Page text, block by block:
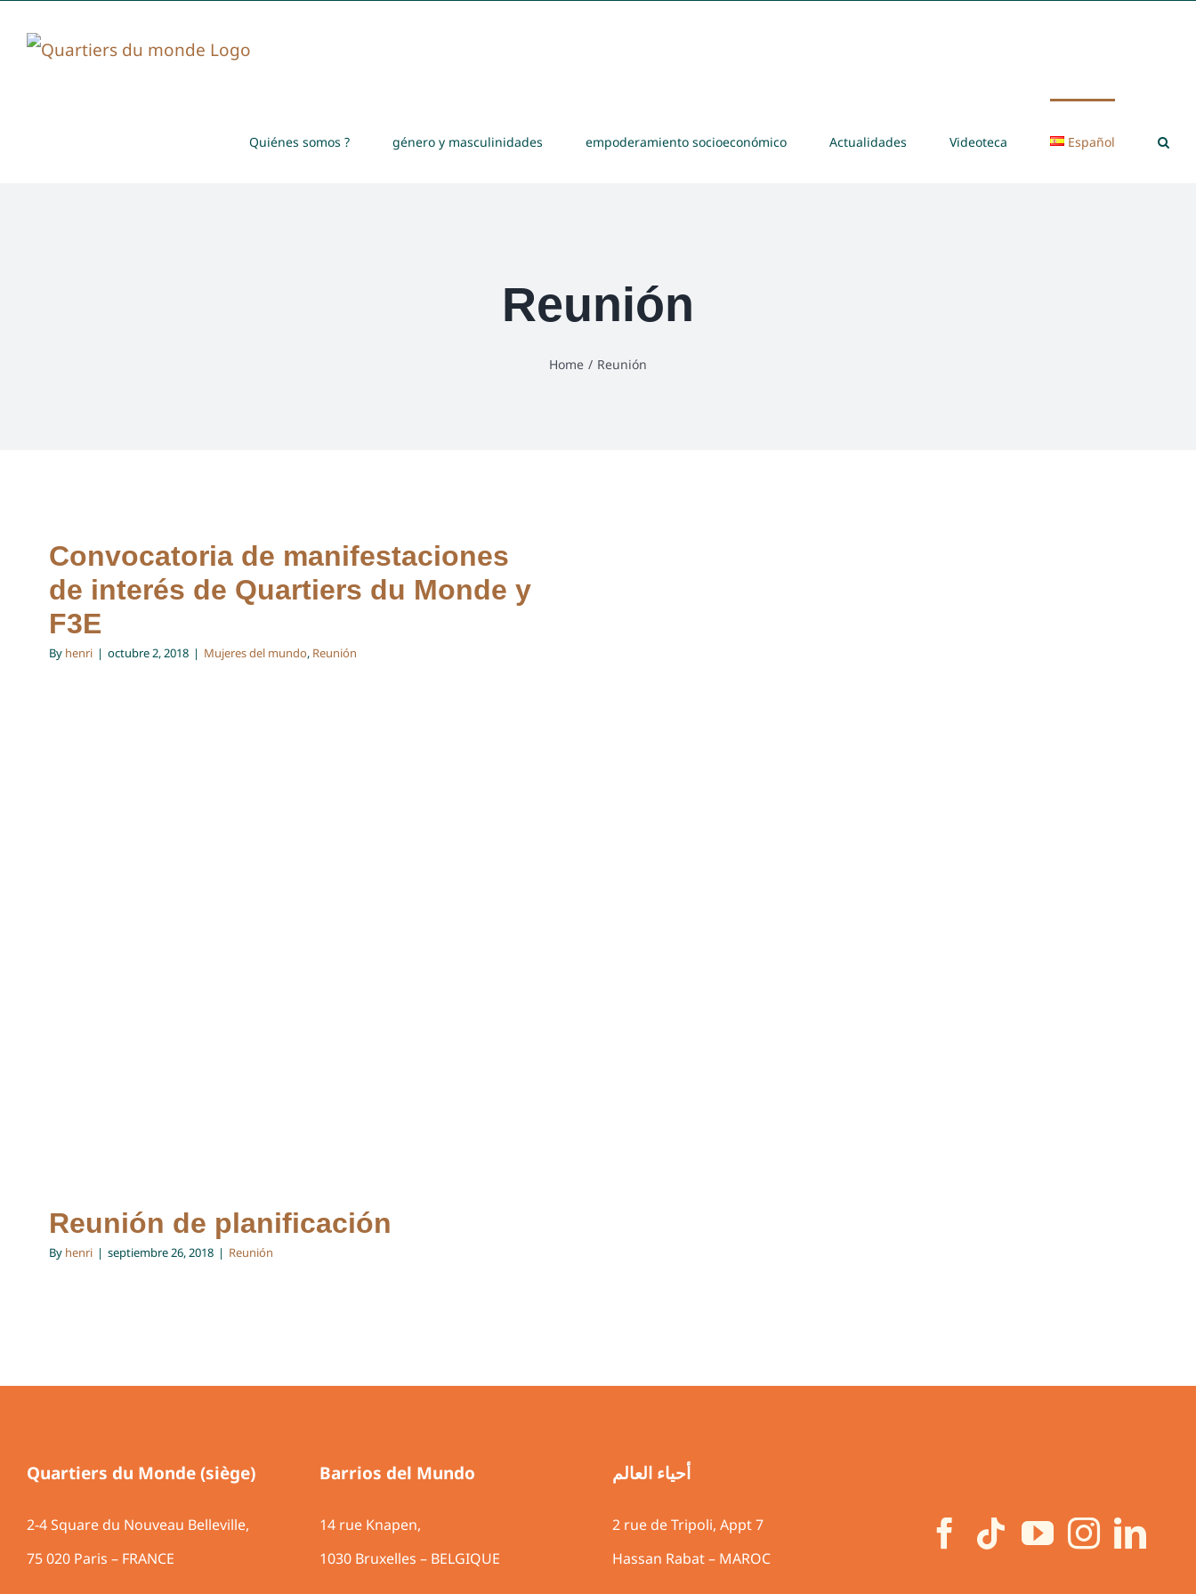
Quiénes somos ? género y masculinidades empoderamiento socioeconómico Actualidades Videoteca Español
Reunión
Home / Reunión
Convocatoria de manifestaciones
de interés de Quartiers du Monde y
F3E
By henri | octubre 2, 2018 | Mujeres del mundo, Reunión
Reunión de planificación
By henri | septiembre 26, 2018 | Reunión
Quartiers du Monde (siège)
2-4 Square du Nouveau Belleville,
75 020 Paris – FRANCE
Barrios del Mundo
14 rue Knapen,
1030 Bruxelles – BELGIQUE
أحياء العالم
2 rue de Tripoli, Appt 7
Hassan Rabat – MAROC